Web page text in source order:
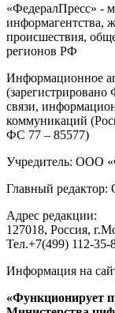
«ФедералПресс» -
информагентства,
происшествия,
регионов РФ
Информационное
связи,
коммуникаций
ФС 77 – 85577)
Учредитель: ООО
Главный редактор:
Адрес редакции:
127018, Россия,
Тел.+7(499) 112-35-
Информация на
«Функционирует